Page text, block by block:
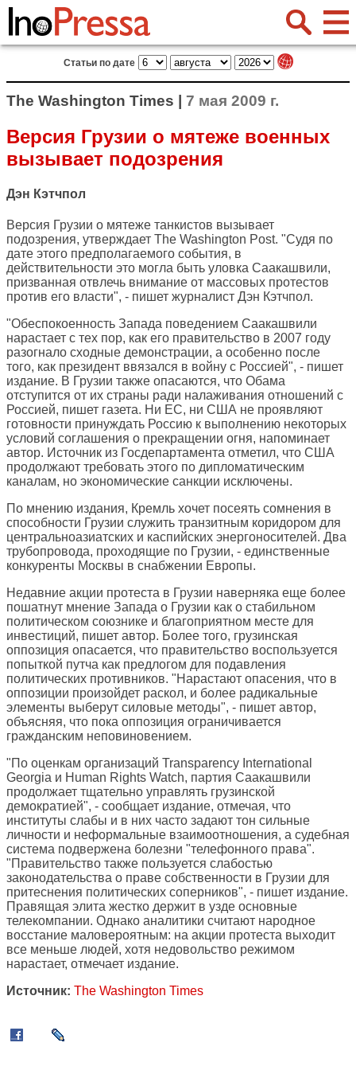
Статьи по дате
The Washington Times | 7 мая 2009 г.
Версия Грузии о мятеже военных
вызывает подозрения
Дэн Кэтчпол
Версия Грузии о мятеже танкистов вызывает
подозрения, утверждает The Washington Post. "Судя по
дате этого предполагаемого события, в
действительности это могла быть уловка Саакашвили,
призванная отвлечь внимание от массовых протестов
против его власти", - пишет журналист Дэн Кэтчпол.
"Обеспокоенность Запада поведением Саакашвили
нарастает с тех пор, как его правительство в 2007 году
разогнало сходные демонстрации, а особенно после
того, как президент ввязался в войну с Россией", - пишет
издание. В Грузии также опасаются, что Обама
отступится от их страны ради налаживания отношений с
Россией, пишет газета. Ни ЕС, ни США не проявляют
готовности принуждать Россию к выполнению некоторых
условий соглашения о прекращении огня, напоминает
автор. Источник из Госдепартамента отметил, что США
продолжают требовать этого по дипломатическим
каналам, но экономические санкции исключены.
По мнению издания, Кремль хочет посеять сомнения в
способности Грузии служить транзитным коридором для
центральноазиатских и каспийских энергоносителей. Два
трубопровода, проходящие по Грузии, - единственные
конкуренты Москвы в снабжении Европы.
Недавние акции протеста в Грузии наверняка еще более
пошатнут мнение Запада о Грузии как о стабильном
политическом союзнике и благоприятном месте для
инвестиций, пишет автор. Более того, грузинская
оппозиция опасается, что правительство воспользуется
попыткой путча как предлогом для подавления
политических противников. "Нарастают опасения, что в
оппозиции произойдет раскол, и более радикальные
элементы выберут силовые методы", - пишет автор,
объясняя, что пока оппозиция ограничивается
гражданским неповиновением.
"По оценкам организаций Transparency International
Georgia и Human Rights Watch, партия Саакашвили
продолжает тщательно управлять грузинской
демократией", - сообщает издание, отмечая, что
институты слабы и в них часто задают тон сильные
личности и неформальные взаимоотношения, а судебная
система подвержена болезни "телефонного права".
"Правительство также пользуется слабостью
законодательства о праве собственности в Грузии для
притеснения политических соперников", - пишет издание.
Правящая элита жестко держит в узде основные
телекомпании. Однако аналитики считают народное
восстание маловероятным: на акции протеста выходит
все меньше людей, хотя недовольство режимом
нарастает, отмечает издание.
Источник: The Washington Times